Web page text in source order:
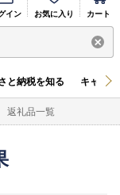
イン お気に入り カート
と納税を知る キャン
返礼品一覧